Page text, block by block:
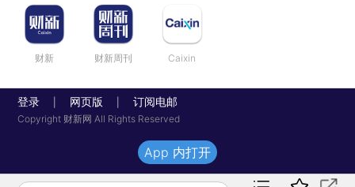
财新 财新周刊 Caixin
登录 网页版 订阅电邮
Copyright 财新网 All Rights Reserved
App 内打开